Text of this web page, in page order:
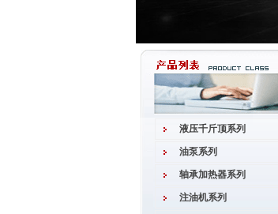
液压千斤顶系列
油泵系列
轴承加热器系列
注油机系列